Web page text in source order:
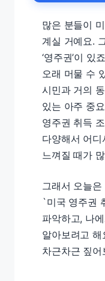
많은 분들이
계실 거예요.
‘영주권’이 있
오래 머물 수
시민과 거의
있는 아주 중
영주권 취득
다양해서 어
느껴질 때가
그래서 오늘
`미국 영주권
파악하고, 나
알아보려고 해
차근차근 짚